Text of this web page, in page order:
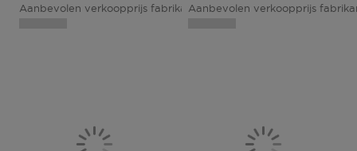
Aanbevolen verkoopprijs fabrikant€ 29,50
Aanbevolen verkoopprijs